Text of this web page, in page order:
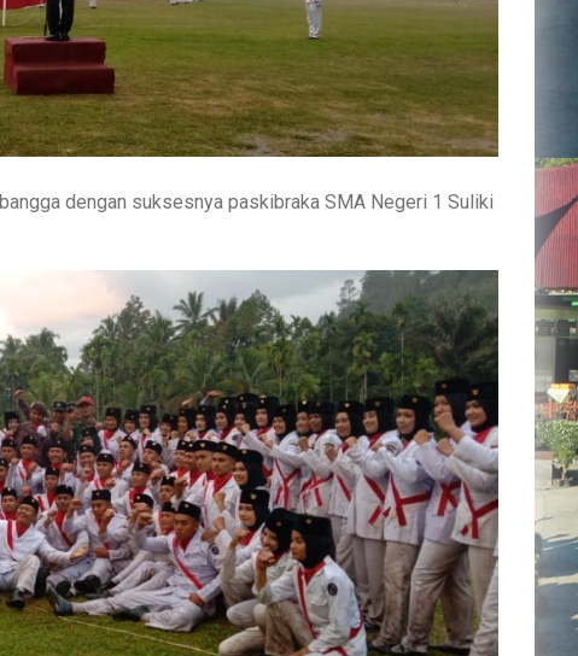
dengan suksesnya paskibraka SMA Negeri 1 Suliki